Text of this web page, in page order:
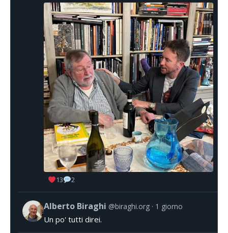
13 2
Alberto Biraghi @biraghi.org 1 giorno
Un po' tutti direi.